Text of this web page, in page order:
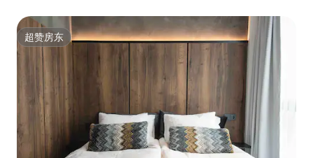
超赞房东
超赞房东